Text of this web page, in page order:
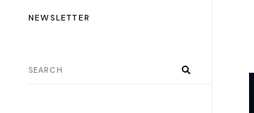
NEWSLETTER